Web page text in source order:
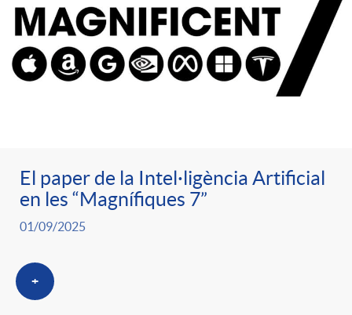
El paper de la Intel·ligència Artificial
en les “Magnífiques 7”
01/09/2025
+